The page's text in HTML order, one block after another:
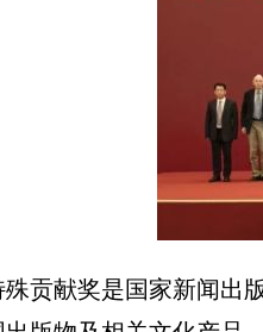
献奖是国家新闻出版